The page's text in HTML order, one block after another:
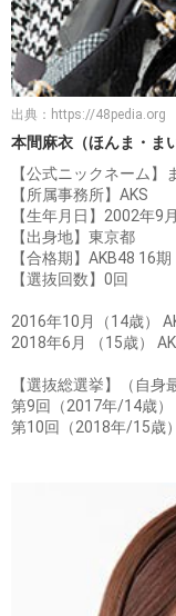
出典： https://48pedia.org
本間麻衣（ほんま・ま
【公式ニックネーム】
【所属事務所】AKS
【生年月日】2002年9
【出身地】東京都
【合格期】AKB48 16期
【選抜回数】0回
2016年10月（14歳）
2018年6月 （15歳）
【選抜総選挙】（自身
第9回（2017年/14歳）
第10回（2018年/15歳